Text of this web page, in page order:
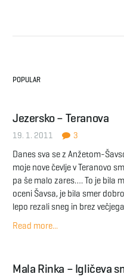
POPULAR
Jezersko – Teranova
19. 1. 2011 3
Danes sva se z Anžetom-
moje nove čevlje v Teranovo
pa še malo zares…. To je bila
oceni Šavsa, je bila smer
lepo rezali sneg in brez
Read more...
Mala Rinka – Igličeva